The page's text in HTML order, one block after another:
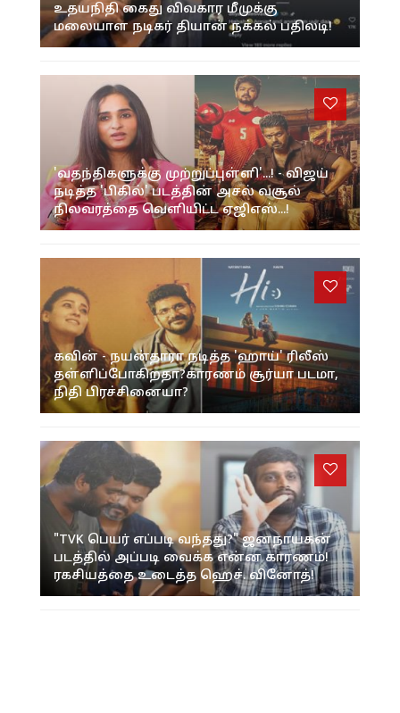
உதயநிதி கைது விவகார மீமுக்கு
மலையாள நடிகர் தியான் நக்கல் பதிலடி!
'வதந்திகளுக்கு முற்றுப்புள்ளி'...! - விஜய்
நடித்த 'பிகில்' படத்தின் அசல் வசூல்
நிலவரத்தை வெளியிட்ட ஏஜிஎஸ்...!
கவின் - நயன்தாரா நடித்த 'ஹாய்' ரிலீஸ்
தள்ளிப்போகிறதா?காரணம் சூர்யா படமா,
நிதி பிரச்சினையா?
"TVK பெயர் எப்படி வந்தது?" ஜனநாயகன்
படத்தில் அப்படி வைக்க என்ன காரணம்!
ரகசியத்தை உடைத்த ஹெச். வினோத்!